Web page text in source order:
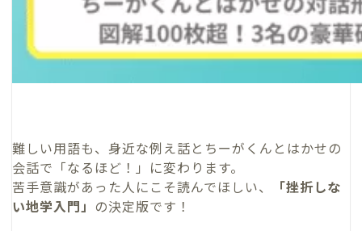
難しい用語も、身近な例え話とちーがくんとはかせの
会話で「なるほど！」に変わります。
苦手意識があった人にこそ読んでほしい、
「挫折しな
い地学入門」 の決定版です！